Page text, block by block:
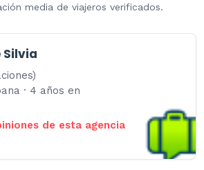
media de viajeros verificados.
Silvia
· 4 años en
de esta agencia